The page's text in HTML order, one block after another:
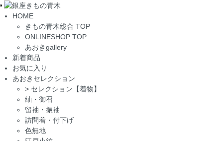
Toggle
navigation
HOME
きもの青木総合 TOP
ONLINESHOP TOP
あおきgallery
新着商品
お気に入り
あおきセレクション
> セレクション【着物】
紬・御召
留袖・振袖
訪問着・付下げ
色無地